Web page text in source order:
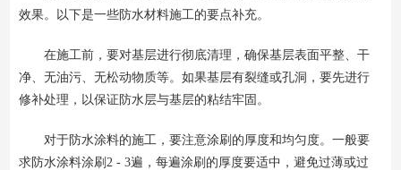
效果。以下是一些防水材料施工的要点补充。
在施工前，要对基层进行彻底清理，确保基层表面平整、干
净、无油污、无松动物质等。如果基层有裂缝或孔洞，要先进行
修补处理，以保证防水层与基层的粘结牢固。
对于防水涂料的施工，要注意涂刷的厚度和均匀度。一般要
求防水涂料涂刷2 - 3遍，每遍涂刷的厚度要适中，避免过薄或过